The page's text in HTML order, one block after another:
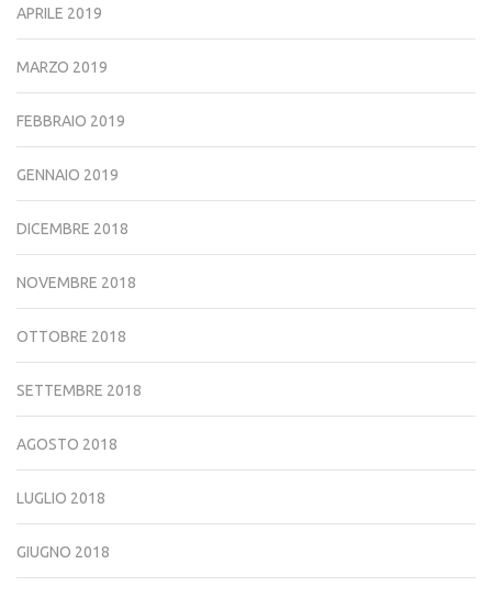
APRILE 2019
MARZO 2019
FEBBRAIO 2019
GENNAIO 2019
DICEMBRE 2018
NOVEMBRE 2018
OTTOBRE 2018
SETTEMBRE 2018
AGOSTO 2018
LUGLIO 2018
GIUGNO 2018